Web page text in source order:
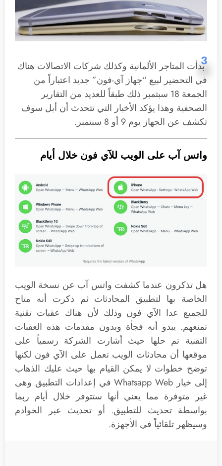
3
بدأت المتاجر الألمانية وكذلك شركات الاتصالات هناك
في التحضير لبيع “جهاز آي-فون” جديد اعتباراً من
الجمعة 18 سبتمبر ذلك طبقاً للعديد من التقارير
الصحفية وهذا يؤكد الأخبار التي تتحدث أن أبل سوف
تكشف عن الجهاز يوم 9 أو 8 سبتمبر.
واتس آب على الويب للآي فون خلال أيام
هل تذكرون عندما كشفت واتس آب عن نسخة الويب
الخاصة بها لتطبيق المحادثات ثم ذكرت أنه متاح
للجميع عدا الآي فون وذلك لأن هناك عقبات تقنية
تمنعهم. يبدو أنه فجأة وبدون مقدمات هذه العقبات
التقنية تم حلها حيث أشارت الشركة رسمياً على
موقعها أن محادثات الويب تعمل على الآي فون لكنها
توضح خطوات لا يمكن القيام بها حيث عليك الذهاب
إلى خيار Whatsapp Web في إعدادات التطبيق وهى
غير متوفرة مما يعني أنها ستتوفر خلال أيام ربما
بواسطة تحديث للتطبيق. أو تحديث عبر الخوادم
وسيظهر تلقائياً في الأجهزة.